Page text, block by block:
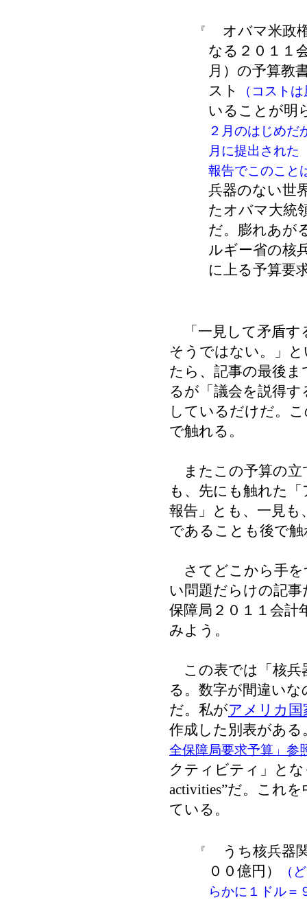
『
オバマ米政
なる２０１１
月）の予算教
スト
（コスト
いることが明
２月のはじめだ
月に提出された
報告でこのこと
兵器のない世
たオバマ大統
だ。膨れあが
ルギー省の核
に上る予算要
「一見して矛盾す
そうではない。」
たら、記事の最後
るが「議会を説得
しているだけだ。
で触れる。
またこの予算の立
も、先にも触れた
報告」とも、一見
であることも後で
さてどこから手を
い問題だらけの記
保障局２０１１会計
みよう。
この表では「核兵
る。数字が間違い
だ。私がアメリカ国
作成した別表がある
全保障局要求予算」参
クティビティ」とな
activities”だ。これ
ている。
『
うち核兵器
００億円）
（
らかに１ドル＝